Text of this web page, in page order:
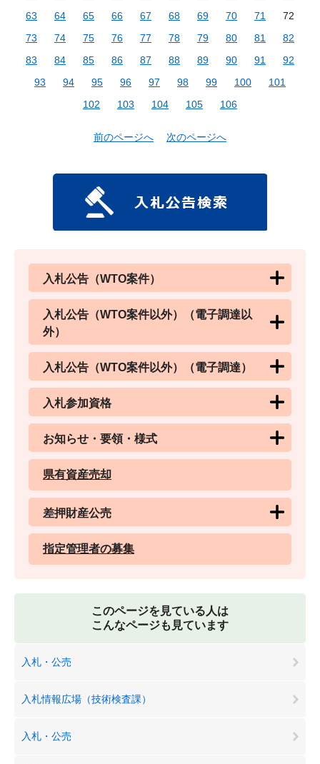
63
64 65 66 67 68 69 70 71
72
73
74 75 76 77 78 79 80 81
82
83
84 85 86 87 88 89 90 91
92
93
94 95 96 97 98 99 100
101
102
103 104 105 106
前のページへ 次のページへ
入札公告（WTO案件）
入札公告（WTO案件以外）（電子調達以
外）
入札公告（WTO案件以外）（電子調達）
入札参加資格
お知らせ・要領・様式
県有資産売却
差押財産公売
指定管理者の募集
このページを見ている人は
こんなページも見ています
入札・公売
入札情報広場（技術検査課）
入札・公売